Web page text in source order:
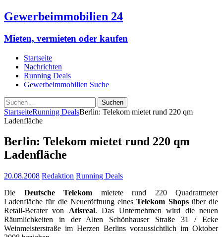
Gewerbeimmobilien 24
Mieten, vermieten oder kaufen
Startseite
Nachrichten
Running Deals
Gewerbeimmobilien Suche
Suchen
nach:
StartseiteRunning DealsBerlin: Telekom mietet rund 220 qm
Ladenfläche
Berlin: Telekom mietet rund 220 qm
Ladenfläche
20.08.2008 Redaktion Running Deals
Die Deutsche Telekom mietete rund 220 Quadratmeter
Ladenfläche für die Neueröffnung einesTelekom Shops über die
Retail-Berater von Atisreal. Das Unternehmen wird die neuen
Räumlichkeiten in der Alten Schönhauser Straße 31 / Ecke
Weinmeisterstraße im Herzen Berlins voraussichtlich im Oktober